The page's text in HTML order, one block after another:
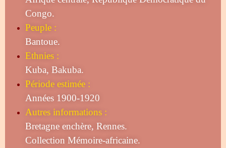
Congo.
Peuple :
Bantoue.
Ethnies :
Kuba, Bakuba.
Période estimée :
Années 1900-1920
Autres informations :
Bretagne enchère, Rennes.
Collection Mémoire-africaine.